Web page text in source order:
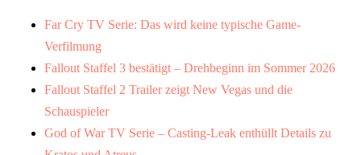
Far Cry TV Serie: Das wird keine typische Game-
Verfilmung
Fallout Staffel 3 bestätigt – Drehbeginn im Sommer 2026
Fallout Staffel 2 Trailer zeigt New Vegas und die
Schauspieler
God of War TV Serie – Casting-Leak enthüllt Details zu